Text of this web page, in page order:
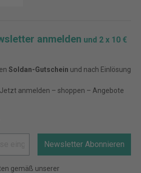
anmelden und 2 x 10 €
Soldan-Gutschein und nach Einlösung
. Jetzt anmelden – shoppen – Angebote
Newsletter Abonnieren
gemäß unserer